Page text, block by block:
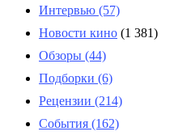
Интервью (57)
Новости кино (1 381)
Обзоры (44)
Подборки (6)
Рецензии (214)
События (162)